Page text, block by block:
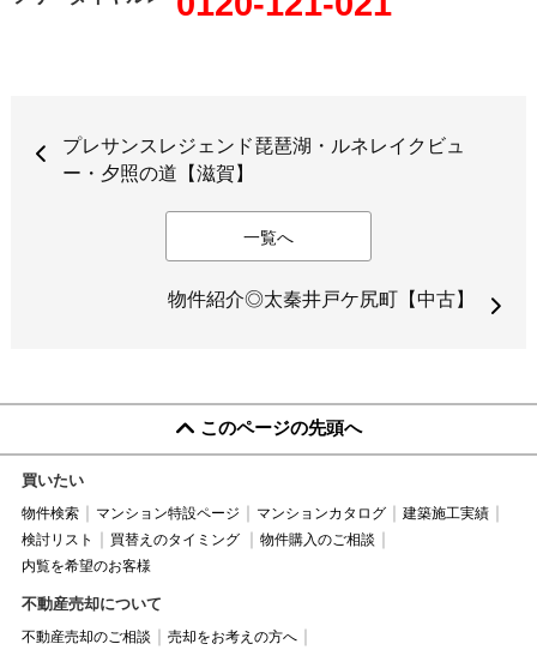
プレサンスレジェンド琵琶湖・ルネレイクビュ
ー・夕照の道【滋賀】
一覧へ
物件紹介◎太秦井戸ケ尻町【中古】
このページの先頭へ
買いたい
物件検索 マンション特設ページ マンションカタログ
建築施工実績
検討リスト
買替えのタイミング
物件購入のご相談
内覧を希望のお客様
不動産売却について
不動産売却のご相談
売却をお考えの方へ